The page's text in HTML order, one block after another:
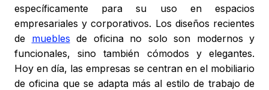
específicamente para su uso en espacios
empresariales y corporativos. Los diseños recientes
de muebles de oficina no solo son modernos y
funcionales, sino también cómodos y elegantes.
Hoy en día, las empresas se centran en el mobiliario
de oficina que se adapta más al estilo de trabajo de